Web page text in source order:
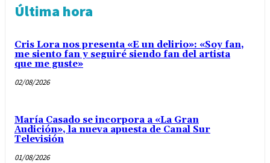
Última hora
Cris Lora nos presenta «E un delirio»: «Soy fan,
me siento fan y seguiré siendo fan del artista
que me guste»
02/08/2026
María Casado se incorpora a «La Gran
Audición», la nueva apuesta de Canal Sur
Televisión
01/08/2026